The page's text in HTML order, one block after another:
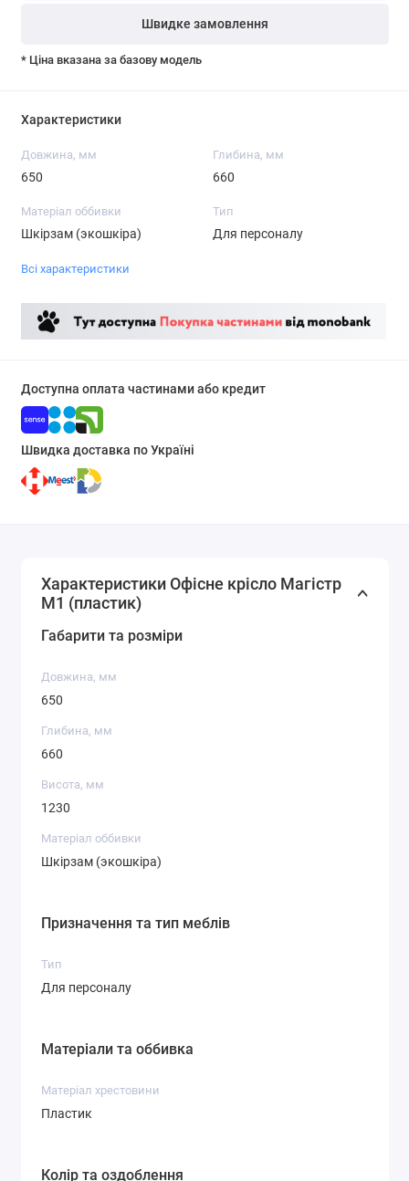
Швидке замовлення
* Ціна вказана за базову модель
Характеристики
Довжина, мм
650
Глибина, мм
660
Матеріал оббивки
Шкірзам (экошкіра)
Тип
Для персоналу
Всі характеристики
Доступна оплата частинами або кредит
Швидка доставка по Україні
Характеристики Офісне крісло Магістр
М1 (пластик)
Габарити та розміри
Довжина, мм
650
Глибина, мм
660
Висота, мм
1230
Матеріал оббивки
Шкірзам (экошкіра)
Призначення та тип меблів
Тип
Для персоналу
Матеріали та оббивка
Матеріал хрестовини
Пластик
Колір та оздоблення